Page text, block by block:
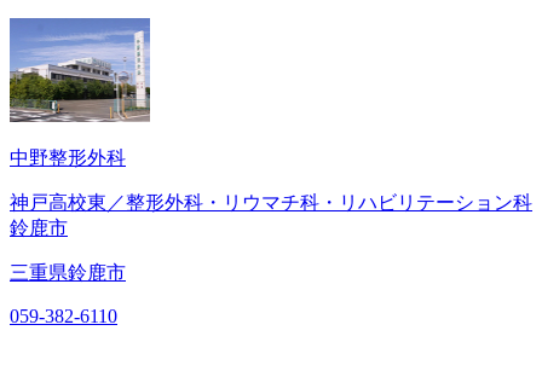
中野整形外科
神戸高校東／整形外科・リウマチ科・リハビリテーション科
鈴鹿市
三重県鈴鹿市
059-382-6110